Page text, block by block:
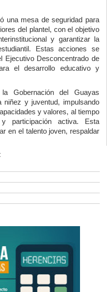
una mesa de seguridad para
del plantel, con el objetivo
y garantizar la
Estas acciones se
Ejecutivo Desconcentrado de
el desarrollo educativo y
Gobernación del Guayas
y juventud, impulsando
y valores, al tiempo
participación activa. Esta
en el talento joven, respaldar